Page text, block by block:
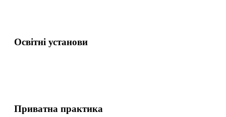
Освітні установи
Приватна практика